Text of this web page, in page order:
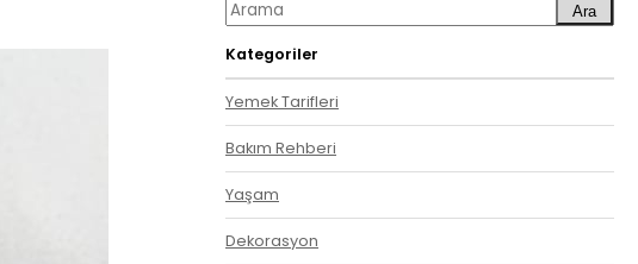
Ara
Kategoriler
Yemek Tarifleri
Bakım Rehberi
Yaşam
Dekorasyon